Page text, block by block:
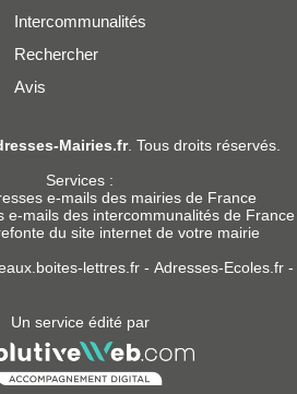
Intercommunalités
Rechercher
Avis
Mairies.fr. Tous droits réservés.
Services :
e-mails des mairies de France
e-mails des intercommunalités de France
du site internet de votre mairie
lettres.fr- Adresses-Ecoles.fr-
Un service édité par